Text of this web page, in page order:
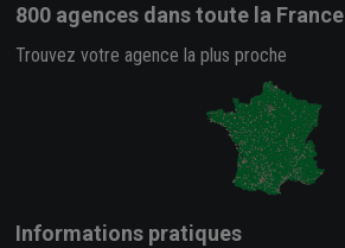
800 agences dans toute la France
Trouvez votre agence la plus proche
Informations pratiques